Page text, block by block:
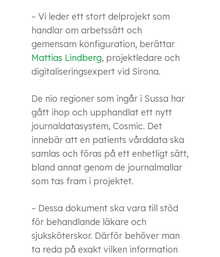
– Vi leder ett stort delprojekt som
handlar om arbetssätt och
gemensam konfiguration, berättar
Mattias Lindberg, projektledare och
digitaliseringsexpert vid Sirona.
De nio regioner som ingår i Sussa har
gått ihop och upphandlat ett nytt
journaldatasystem, Cosmic. Det
innebär att en patients vårddata ska
samlas och föras på ett enhetligt sätt,
bland annat genom de journalmallar
som tas fram i projektet.
– Dessa dokument ska vara till stöd
för behandlande läkare och
sjuksköterskor. Därför behöver man
ta reda på exakt vilken information